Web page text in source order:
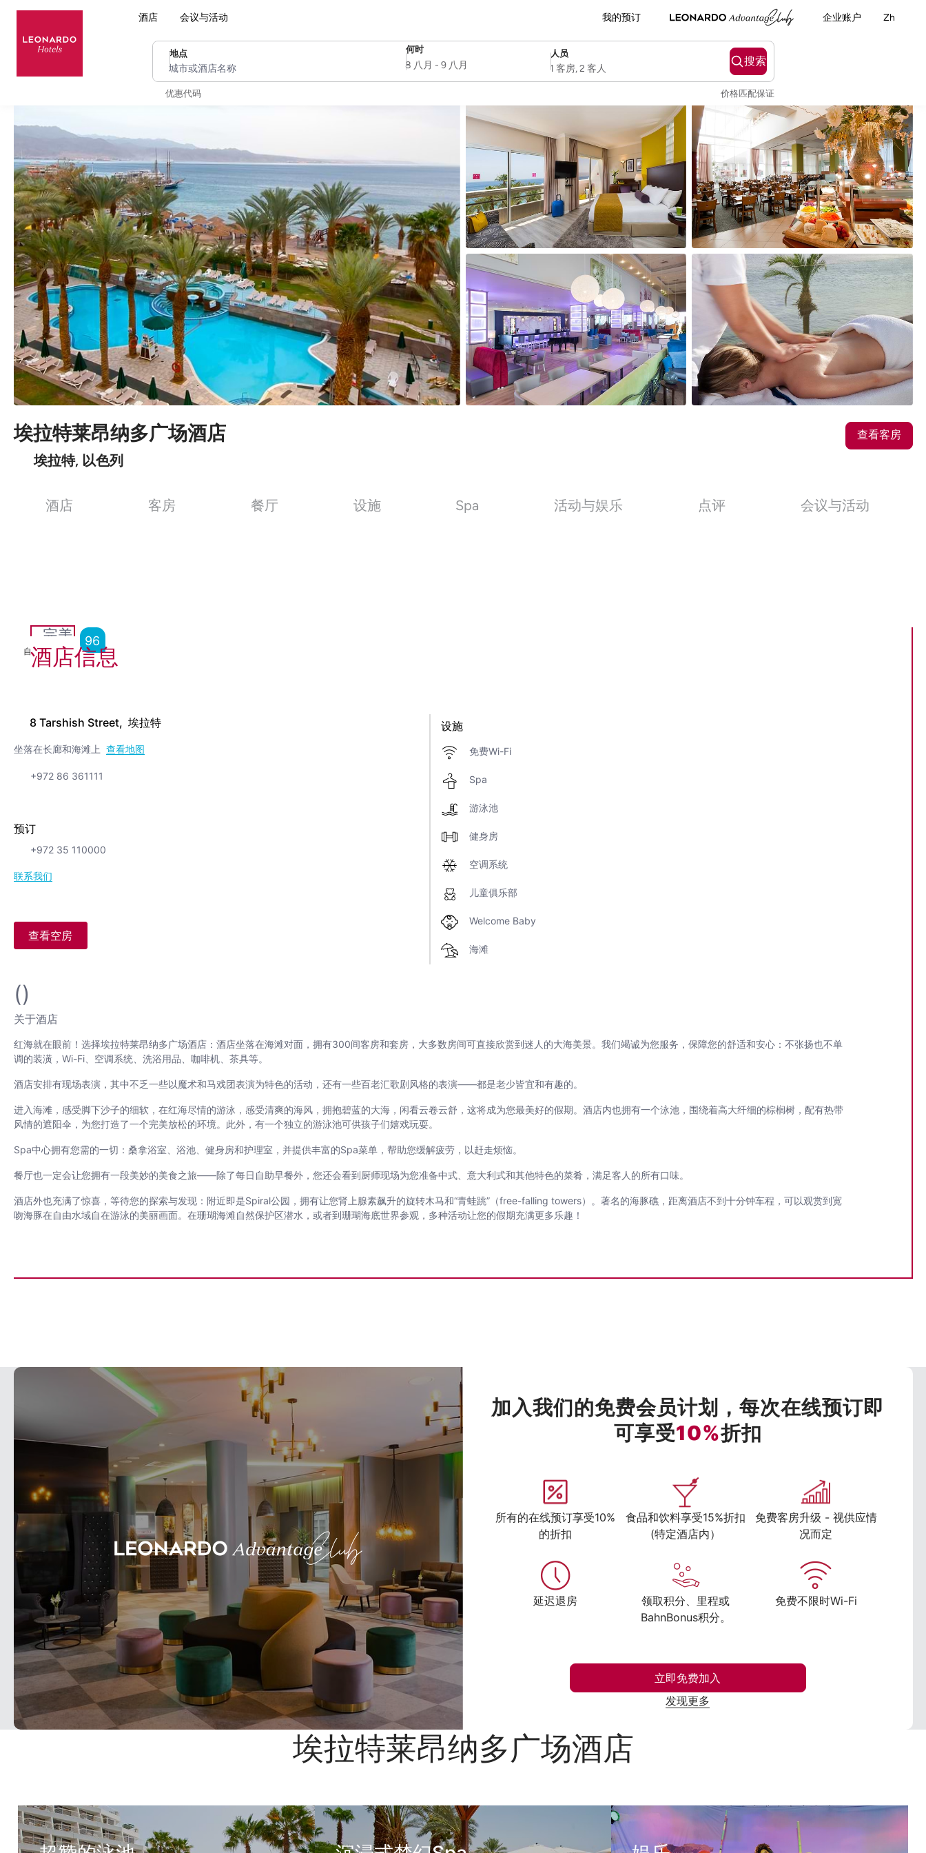
酒店 会议与活动 我的预订 企业账户 Zh
埃拉特莱昂纳多广场酒店
埃拉特, 以色列
查看客房
地点
城市或酒店名称
何时
SelectDate
8 八月 - 9 八月
人员
Username
1 客房, 2 客人
搜索
优惠代码 价格匹配保证
酒店 客房 餐厅 设施 Spa 活动与娱乐 点评 会议与活动
完美
自1,973点评
96
酒店信息
8 Tarshish Street, 埃拉特
坐落在长廊和海滩上 查看地图
+972 86 361111
预订
+972 35 110000
联系我们
查看空房
设施
免费Wi-Fi
Spa
游泳池
健身房
空调系统
儿童俱乐部
Welcome Baby
海滩
()
关于酒店
红海就在眼前！选择埃拉特莱昂纳多广场酒店：酒店坐落在海滩对面，拥有300间客房和套房，大多数房间可直接欣赏到迷人的大海美景。我们竭诚为您服务，保障您的舒适和安心：不张扬也不单
调的装潢，Wi-Fi、空调系统、洗浴用品、咖啡机、茶具等。
酒店安排有现场表演，其中不乏一些以魔术和马戏团表演为特色的活动，还有一些百老汇歌剧风格的表演——都是老少皆宜和有趣的。
进入海滩，感受脚下沙子的细软，在红海尽情的游泳，感受清爽的海风，拥抱碧蓝的大海，闲看云卷云舒，这将成为您最美好的假期。酒店内也拥有一个泳池，围绕着高大纤细的棕榈树，配有热带
风情的遮阳伞，为您打造了一个完美放松的环境。此外，有一个独立的游泳池可供孩子们嬉戏玩耍。
Spa中心拥有您需的一切：桑拿浴室、浴池、健身房和护理室，并提供丰富的Spa菜单，帮助您缓解疲劳，以赶走烦恼。
餐厅也一定会让您拥有一段美妙的美食之旅——除了每日自助早餐外，您还会看到厨师现场为您准备中式、意大利式和其他特色的菜肴，满足客人的所有口味。
酒店外也充满了惊喜，等待您的探索与发现：附近即是Spiral公园，拥有让您肾上腺素飙升的旋转木马和“青蛙跳”（free-falling towers）。著名的海豚礁，距离酒店不到十分钟车程，可以观赏到宽
吻海豚在自由水域自在游泳的美丽画面。在珊瑚海滩自然保护区潜水，或者到珊瑚海底世界参观，多种活动让您的假期充满更多乐趣！
加入我们的免费会员计划，每次在线预订即
可享受10%折扣
所有的在线预订享受10%
的折扣
食品和饮料享受15%折扣
(特定酒店内）
免费客房升级 - 视供应情
况而定
延迟退房
领取积分、里程或
BahnBonus积分。
免费不限时Wi-Fi
立即免费加入
发现更多
埃拉特莱昂纳多广场酒店